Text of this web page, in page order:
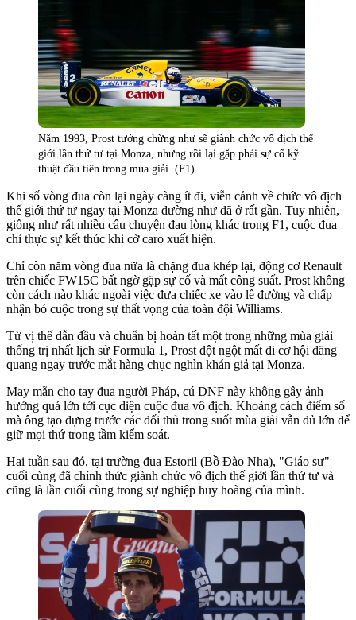
Năm 1993, Prost tưởng chừng như sẽ giành chức vô địch thế
giới lần thứ tư tại Monza, nhưng rồi lại gặp phải sự cố kỹ
thuật đầu tiên trong mùa giải. (F1)
Khi số vòng đua còn lại ngày càng ít đi, viễn cảnh về chức vô địch
thế giới thứ tư ngay tại Monza dường như đã ở rất gần. Tuy nhiên,
giống như rất nhiều câu chuyện đau lòng khác trong F1, cuộc đua
chỉ thực sự kết thúc khi cờ caro xuất hiện.
Chỉ còn năm vòng đua nữa là chặng đua khép lại, động cơ Renault
trên chiếc FW15C bất ngờ gặp sự cố và mất công suất. Prost không
còn cách nào khác ngoài việc đưa chiếc xe vào lề đường và chấp
nhận bỏ cuộc trong sự thất vọng của toàn đội Williams.
Từ vị thế dẫn đầu và chuẩn bị hoàn tất một trong những mùa giải
thống trị nhất lịch sử Formula 1, Prost đột ngột mất đi cơ hội đăng
quang ngay trước mắt hàng chục nghìn khán giả tại Monza.
May mắn cho tay đua người Pháp, cú DNF này không gây ảnh
hưởng quá lớn tới cục diện cuộc đua vô địch. Khoảng cách điểm số
mà ông tạo dựng trước các đối thủ trong suốt mùa giải vẫn đủ lớn để
giữ mọi thứ trong tầm kiểm soát.
Hai tuần sau đó, tại trường đua Estoril (Bồ Đào Nha), "Giáo sư"
cuối cùng đã chính thức giành chức vô địch thế giới lần thứ tư và
cũng là lần cuối cùng trong sự nghiệp huy hoàng của mình.